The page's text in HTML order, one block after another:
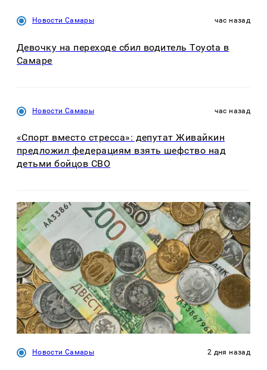
Новости Самары час назад
Девочку на переходе сбил водитель Toyota в
Самаре
Новости Самары час назад
«Спорт вместо стресса»: депутат Живайкин
предложил федерациям взять шефство над
детьми бойцов СВО
Новости Самары 2 дня назад